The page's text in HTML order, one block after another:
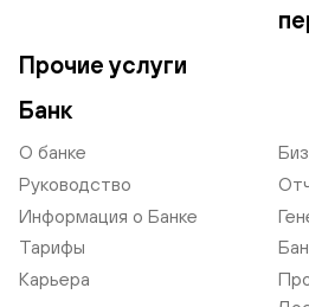
Прочие услуги
Банк
О банке
Руководство
Информация о Банке
Тарифы
Карьера